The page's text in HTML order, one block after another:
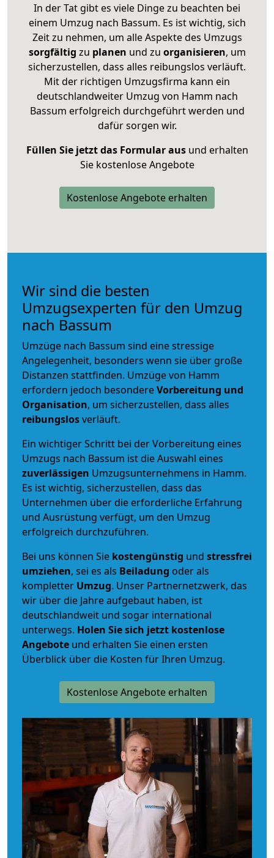
In der Tat gibt es viele Dinge zu beachten bei
einem Umzug nach Bassum. Es ist wichtig, sich
Zeit zu nehmen, um alle Aspekte des Umzugs
sorgfältig zu planen und zu organisieren, um
sicherzustellen, dass alles reibungslos verläuft.
Mit der richtigen Umzugsfirma kann ein
deutschlandweiter Umzug von Hamm nach
Bassum erfolgreich durchgeführt werden und
dafür sorgen wir.
Füllen Sie jetzt das Formular ausund erhalten
Sie kostenlose Angebote
Kostenlose Angebote erhalten
Wir sind die besten
Umzugsexperten für den Umzug
nach Bassum
Umzüge nach Bassum sind eine stressige
Angelegenheit, besonders wenn sie über große
Distanzen stattfinden. Umzüge von Hamm
erfordern jedoch besondereVorbereitung und
Organisation, um sicherzustellen, dass alles
reibungslosverläuft.
Ein wichtiger Schritt bei der Vorbereitung eines
Umzugs nach Bassum ist die Auswahl eines
zuverlässigen Umzugsunternehmens in Hamm.
Es ist wichtig, sicherzustellen, dass das
Unternehmen über die erforderliche Erfahrung
und Ausrüstung verfügt, um den Umzug
erfolgreich durchzuführen.
Bei uns können Sie kostengünstig und stressfrei
umziehen, sei es als Beiladung oder als
kompletter Umzug. Unser Partnernetzwerk, das
wir über die Jahre aufgebaut haben, ist
deutschlandweit und sogar international
unterwegs. Holen Sie sich jetzt kostenlose
Angebote und erhalten Sie einen ersten
Überblick über die Kosten für Ihren Umzug.
Kostenlose Angebote erhalten